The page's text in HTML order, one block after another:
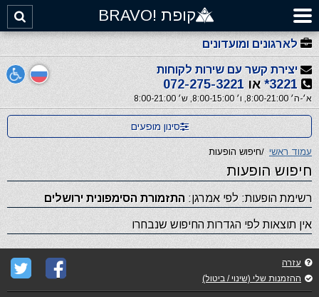
קופת !BRAVO
לארגונים ומועדונים
יצירת קשר עם שירות לקוחות
3221* או 072-275-3221
א׳-ה׳ 8:00-21:00, ו׳ 8:00-15:00, ש׳ 8:00-21:00
סינון מופעים
עמוד ראשי /חיפוש הופעות
חיפוש הופעות
רשימת הופעות: לפי אמרגן: התזמורת הסימפונית ירושלים
אין תוצאות לפי הגדרות החיפוש שנבחרו
עזרה
ההזמנות שלי (שינוי / ביטול)